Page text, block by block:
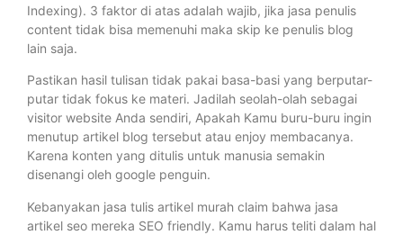
Indexing). 3 faktor di atas adalah wajib, jika jasa penulis
content tidak bisa memenuhi maka skip ke penulis blog
lain saja.
Pastikan hasil tulisan tidak pakai basa-basi yang berputar-
putar tidak fokus ke materi. Jadilah seolah-olah sebagai
visitor website Anda sendiri, Apakah Kamu buru-buru ingin
menutup artikel blog tersebut atau enjoy membacanya.
Karena konten yang ditulis untuk manusia semakin
disenangi oleh google penguin.
Kebanyakan jasa tulis artikel murah claim bahwa jasa
artikel seo mereka SEO friendly. Kamu harus teliti dalam hal